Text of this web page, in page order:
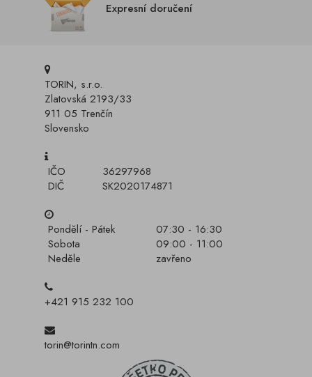
Expresní doručení
TORIN, s.r.o.
Zlatovská 2193/33
911 05 Trenčín
Slovensko
IČO
36297968
DIČ
SK2020174871
Pondělí - Pátek
07:30 - 16:30
Sobota
09:00 - 11:00
Neděle
zavřeno
+421 915 232 100
torin@torintn.com